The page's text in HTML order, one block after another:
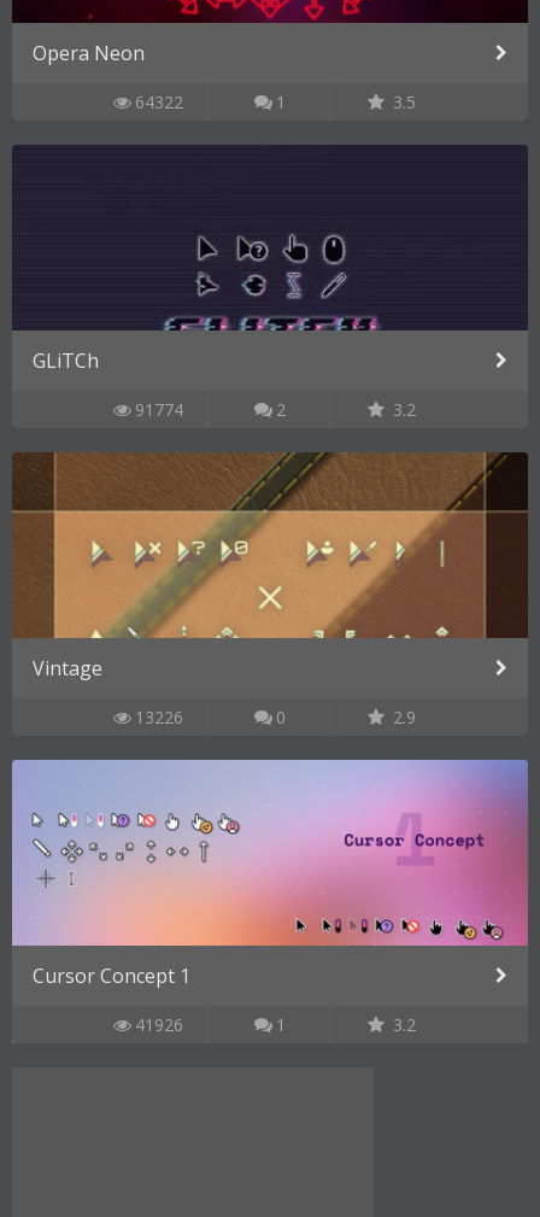
Opera Neon
64322 1 3.5
GLiTCh
91774 2 3.2
Vintage
13226 0 2.9
Cursor Concept 1
41926 1 3.2